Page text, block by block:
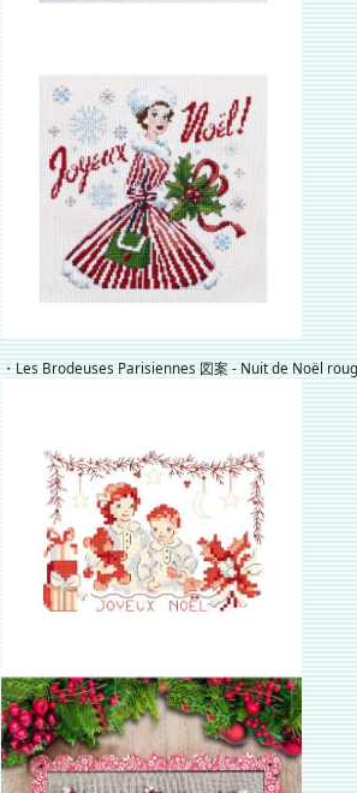
・Les Brodeuses Parisiennes 図案 - Nuit de Noël